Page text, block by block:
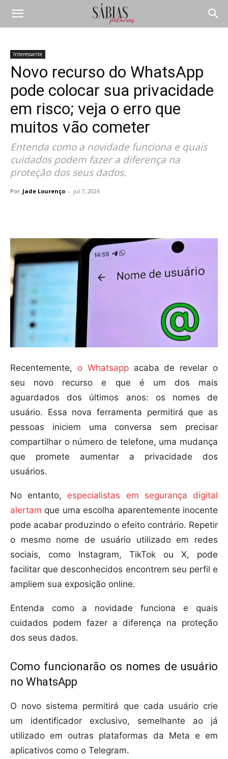
Interessante
Novo recurso do WhatsApp
pode colocar sua privacidade
em risco; veja o erro que
muitos vão cometer
Entenda como a novidade funciona e quais
cuidados podem fazer a diferença na
proteção dos seus dados.
Por Jade Lourenço - jul 7, 2026
Recentemente, o Whatsappacaba de revelar o
seu novo recurso e que é um dos mais
aguardados dos últimos anos: os nomes de
usuário. Essa nova ferramenta permitirá que as
pessoas iniciem uma conversa sem precisar
compartilhar o número de telefone, uma mudança
que promete aumentar a privacidade dos
usuários.
No entanto, especialistas em segurança digital
alertam que uma escolha aparentemente inocente
pode acabar produzindo o efeito contrário. Repetir
o mesmo nome de usuário utilizado em redes
sociais, como Instagram, TikTok ou X, pode
facilitar que desconhecidos encontrem seu perfil e
ampliem sua exposição online.
Entenda como a novidade funciona e quais
cuidados podem fazer a diferença na proteção
dos seus dados.
Como funcionarão os nomes de usuário
no WhatsApp
O novo sistema permitirá que cada usuário crie
um identificador exclusivo, semelhante ao já
utilizado em outras plataformas da Meta e em
aplicativos como o Telegram.